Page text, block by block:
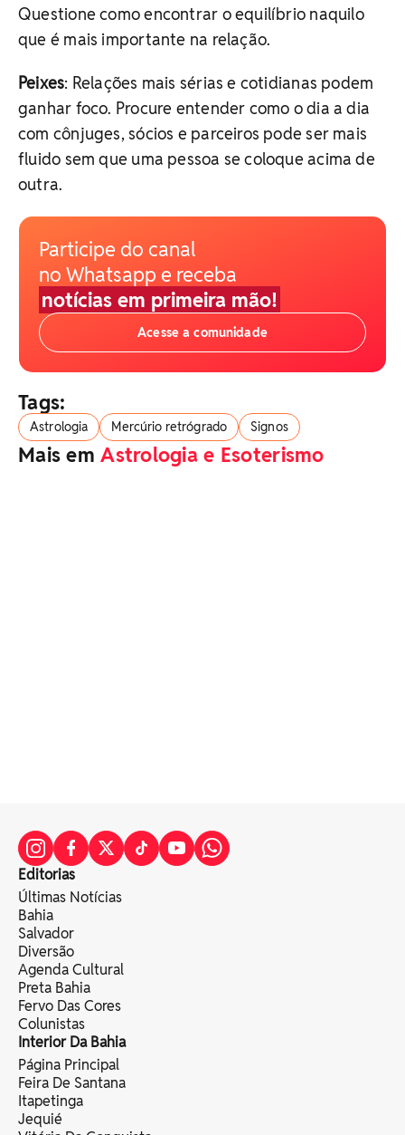
Questione como encontrar o equilíbrio naquilo
que é mais importante na relação.
Peixes: Relações mais sérias e cotidianas podem
ganhar foco. Procure entender como o dia a dia
com cônjuges, sócios e parceiros pode ser mais
fluido sem que uma pessoa se coloque acima de
outra.
Participe do canal
no Whatsapp e receba
notícias em primeira mão!
Acesse a comunidade
Tags:
Astrologia Mercúrio retrógrado Signos
Mais emAstrologia e Esoterismo
Editorias
Últimas Notícias
Bahia
Salvador
Diversão
Agenda Cultural
Preta Bahia
Fervo Das Cores
Colunistas
Interior Da Bahia
Página Principal
Feira De Santana
Itapetinga
Jequié